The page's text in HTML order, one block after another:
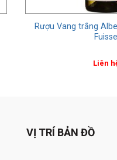
Rượu Vang trắng
Fuisse
Liên
VỊ TRÍ BẢN ĐỒ